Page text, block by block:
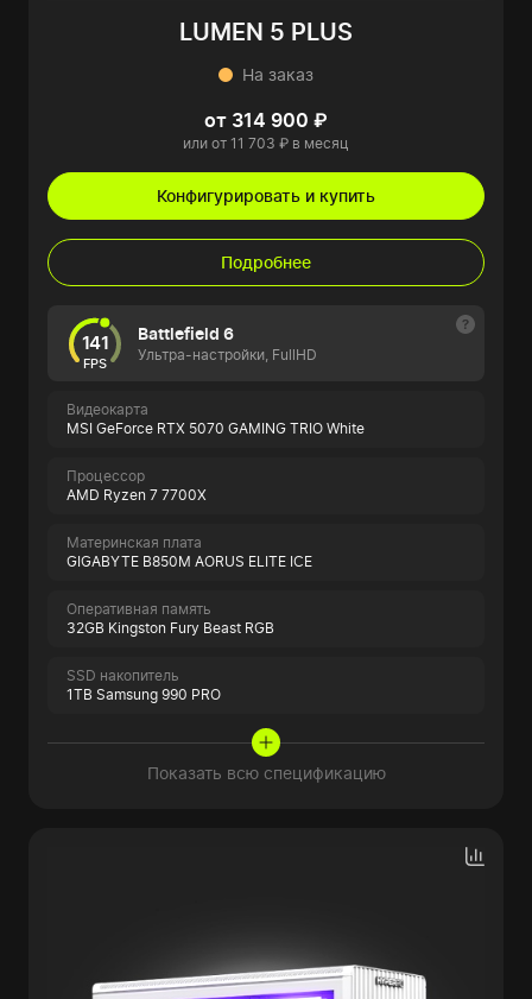
LUMEN 5 PLUS
На заказ
от 314 900 ₽
или от 11 703 ₽ в месяц
Конфигурировать и купить
Подробнее
141
FPS
Battlefield 6
Ультра-настройки, FullHD
Видеокарта
MSI GeForce RTX 5070 GAMING TRIO White
Процессор
AMD Ryzen 7 7700X
Материнская плата
GIGABYTE B850M AORUS ELITE ICE
Оперативная память
32GB Kingston Fury Beast RGB
SSD накопитель
1TB Samsung 990 PRO
Показать всю спецификацию